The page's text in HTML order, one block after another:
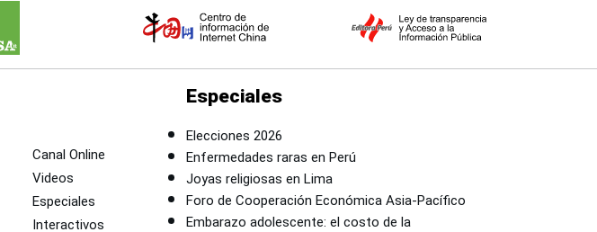
Canal Online
Videos
Especiales
Interactivos
Especiales
Elecciones 2026
Enfermedades raras en Perú
Joyas religiosas en Lima
Foro de Cooperación Económica Asia-Pacífico
Embarazo adolescente: el costo de la